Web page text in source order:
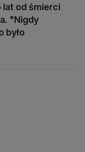
lat od śmierci
"Nigdy
było